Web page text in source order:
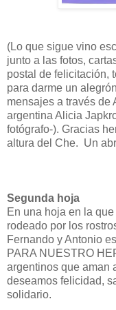
(Lo que sigue vino
junto a las fotos,
postal de felicitación,
para darme un
mensajes a través de
argentina Alicia
fotógrafo-). Gracias
altura del Che. Un
Segunda hoja
En una hoja en la
rodeado por los
Fernando y Antonio
PARA NUESTRO
argentinos que
deseamos felicidad,
solidario.